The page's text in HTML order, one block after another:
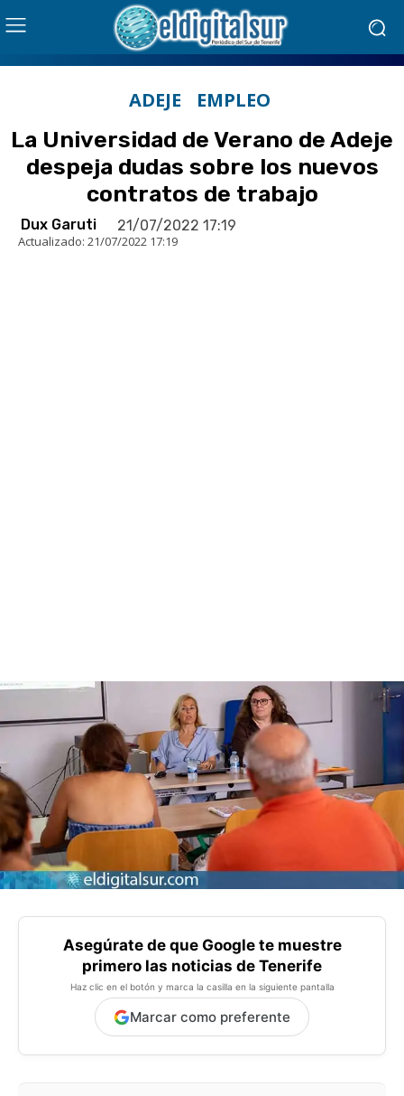
ADEJE EMPLEO
La Universidad de Verano de Adeje
despeja dudas sobre los nuevos
contratos de trabajo
Dux Garuti 21/07/2022 17:19
Actualizado: 21/07/2022 17:19
Asegúrate de que Google te muestre
primero las noticias de Tenerife
Haz clic en el botón y marca la casilla en la siguiente pantalla
Marcar como preferente